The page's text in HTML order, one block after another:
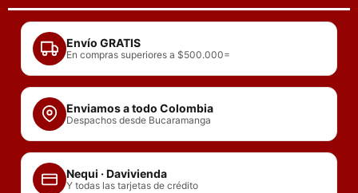
contenido
Envío GRATIS
En compras superiores a $500.000=
Enviamos a todo Colombia
Despachos desde Bucaramanga
Nequi · Davivienda
Y todas las tarjetas de crédito